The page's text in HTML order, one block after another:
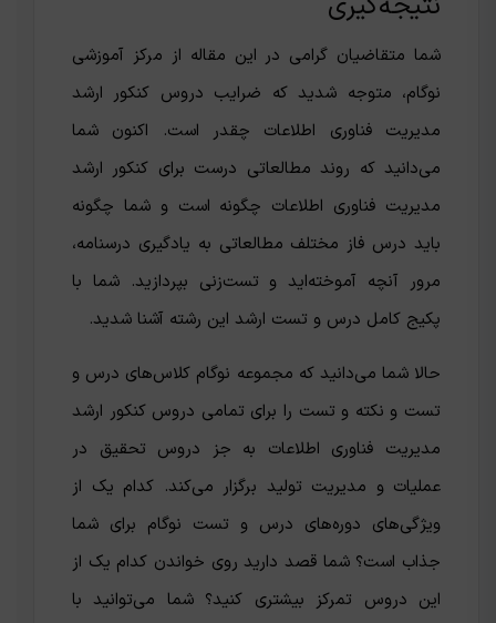
شما متقاضیان گرامی در این مقاله از مرکز آموزشی
نوگام، متوجه شدید که ضرایب دروس کنکور ارشد
مدیریت فناوری اطلاعات چقدر است. اکنون شما
می‌دانید که روند مطالعاتی درست برای کنکور ارشد
مدیریت فناوری اطلاعات چگونه است و شما چگونه
باید درس فاز مختلف مطالعاتی به یادگیری درسنامه،
مرور آنچه آموخته‌اید و تست‌زنی بپردازید. شما با
پکیج کامل درس و تست ارشد این رشته آشنا شدید.
حالا شما می‌دانید که مجموعه نوگام کلاس‌های درس و
تست و نکته و تست را برای تمامی دروس کنکور ارشد
مدیریت فناوری اطلاعات به جز دروس تحقیق در
عملیات و مدیریت تولید برگزار می‌کند. کدام یک از
ویژگی‌های دوره‌های درس و تست نوگام برای شما
جذاب است؟ شما قصد دارید روی خواندن کدام یک از
این دروس تمرکز بیشتری کنید؟ شما می‌توانید با